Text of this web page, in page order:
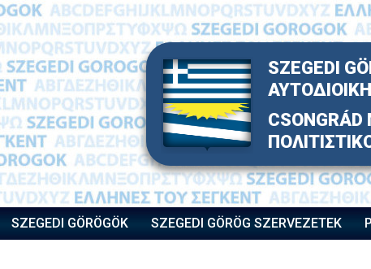
Skip
to
content
SZEGEDI
CSONGRÁD
SZEGEDI GÖRÖGÖK SZEGEDI GÖRÖG SZERVEZETEK